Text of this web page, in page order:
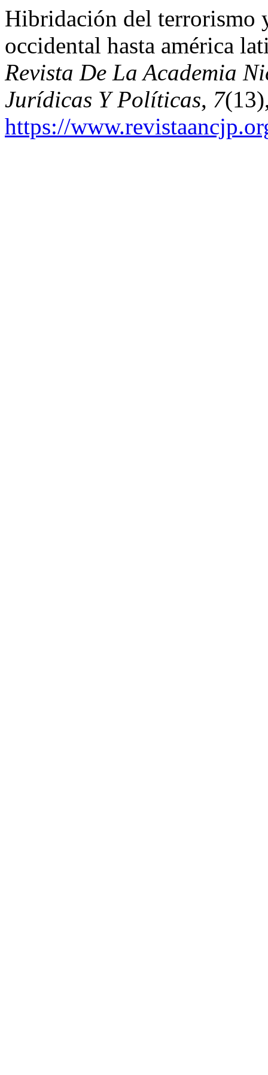
Hibridación del terrorismo
occidental hasta américa
Revista De La Academia
Jurídicas Y Políticas, 7
https://